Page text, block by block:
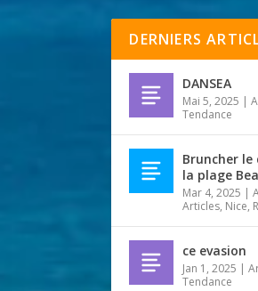
DERNIERS
DANSEA
Mai 5, 2025 |
Tendance
Bruncher
la plage
Mar 4, 2025 |
Articles, Nice,
ce evasion
Jan 1, 2025 |
Tendance